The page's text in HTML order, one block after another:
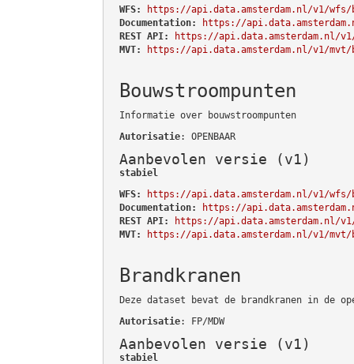
WFS:
https://api.data.amsterdam.nl/v1/wfs/
Documentation:
https://
REST API:
https://api.data.amsterdam.nl/
MVT:
https://api.data.amsterdam.nl/v1/mvt/
Bouwstroompunten
Informatie over bouwstroompunten
Autorisatie: OPENBAAR
Aanbevolen versie (v1)
stabiel
WFS:
https://api.data.amsterdam.nl/v1/wfs/
Documentation:
https://
REST API:
https://api.data.amsterdam.nl/v1/
MVT:
https://api.data.amsterdam.nl/v1/mvt/
Brandkranen
Deze dataset bevat de brandkranen in de
Autorisatie: FP/MDW
Aanbevolen versie (v1)
stabiel